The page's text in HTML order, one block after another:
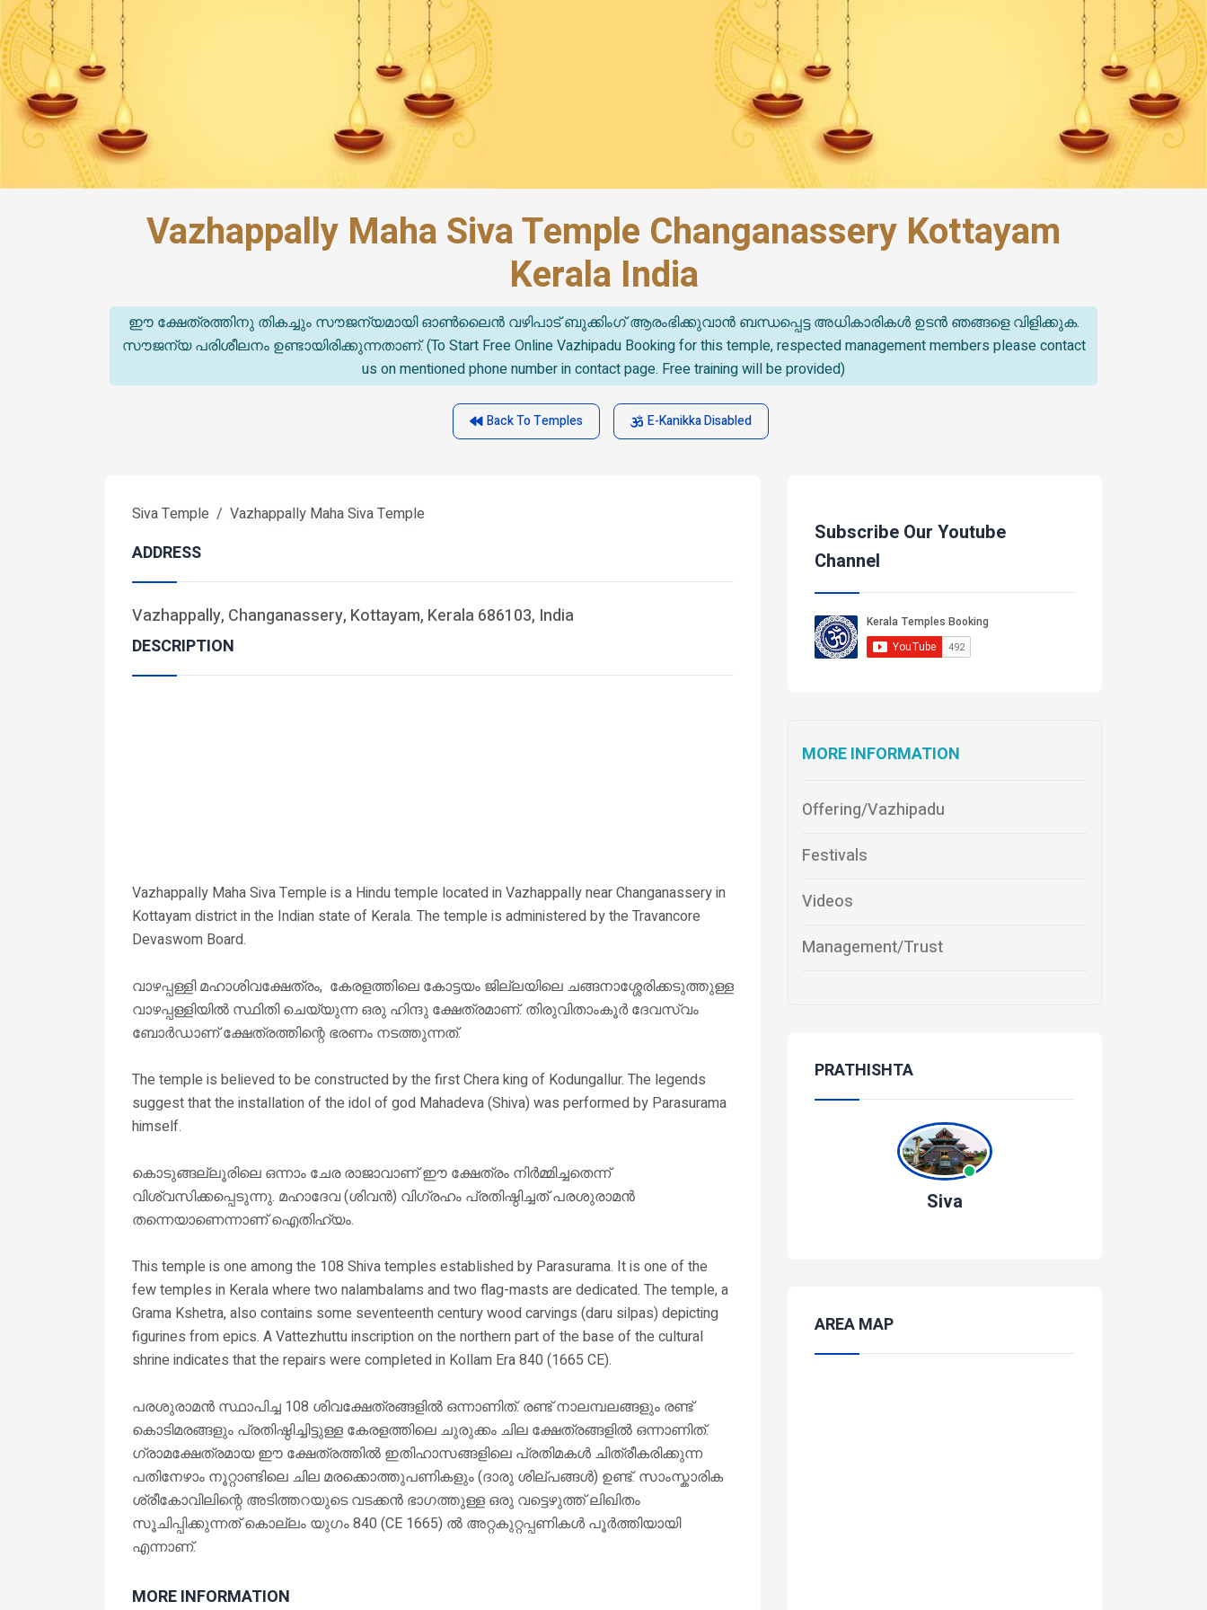
Vazhappally Maha Siva Temple Changanassery Kottayam
Kerala India
ഈ ക്ഷേത്രത്തിനു തികച്ചും സൗജന്യമായി ഓൺലൈൻ വഴിപാട് ബുക്കിംഗ് ആരംഭിക്കുവാൻ ബന്ധപ്പെട്ട അധികാരികൾ ഉടൻ ഞങ്ങളെ വിളിക്കുക.
സൗജന്യ പരിശീലനം ഉണ്ടായിരിക്കുന്നതാണ്. (To Start Free Online Vazhipadu Booking for this temple, respected management members please contact
us on mentioned phone number in contact page. Free training will be provided)
Back To Temples E-Kanikka Disabled
Siva Temple Vazhappally Maha Siva Temple
ADDRESS
Vazhappally, Changanassery, Kottayam, Kerala 686103, India
DESCRIPTION
Vazhappally Maha Siva Temple is a Hindu temple located in Vazhappally near Changanassery in
Kottayam district in the Indian state of Kerala. The temple is administered by the Travancore
Devaswom Board.
വാഴപ്പള്ളി മഹാശിവക്ഷേത്രം, കേരളത്തിലെ കോട്ടയം ജില്ലയിലെ ചങ്ങനാശ്ശേരിക്കടുത്തുള്ള
വാഴപ്പള്ളിയിൽ സ്ഥിതി ചെയ്യുന്ന ഒരു ഹിന്ദു ക്ഷേത്രമാണ്. തിരുവിതാംകൂർ ദേവസ്വം
ബോർഡാണ് ക്ഷേത്രത്തിന്റെ ഭരണം നടത്തുന്നത്.
The temple is believed to be constructed by the first Chera king of Kodungallur. The legends
suggest that the installation of the idol of god Mahadeva (Shiva) was performed by Parasurama
himself.
കൊടുങ്ങല്ലൂരിലെ ഒന്നാം ചേര രാജാവാണ് ഈ ക്ഷേത്രം നിർമ്മിച്ചതെന്ന്
വിശ്വസിക്കപ്പെടുന്നു. മഹാദേവ (ശിവൻ) വിഗ്രഹം പ്രതിഷ്ഠിച്ചത് പരശുരാമൻ
തന്നെയാണെന്നാണ് ഐതിഹ്യം.
This temple is one among the 108 Shiva temples established by Parasurama. It is one of the
few temples in Kerala where two nalambalams and two flag-masts are dedicated. The temple, a
Grama Kshetra, also contains some seventeenth century wood carvings (daru silpas) depicting
figurines from epics. A Vattezhuttu inscription on the northern part of the base of the cultural
shrine indicates that the repairs were completed in Kollam Era 840 (1665 CE).
പരശുരാമൻ സ്ഥാപിച്ച 108 ശിവക്ഷേത്രങ്ങളിൽ ഒന്നാണിത്. രണ്ട് നാലമ്പലങ്ങളും രണ്ട്
കൊടിമരങ്ങളും പ്രതിഷ്ഠിച്ചിട്ടുള്ള കേരളത്തിലെ ചുരുക്കം ചില ക്ഷേത്രങ്ങളിൽ ഒന്നാണിത്.
ഗ്രാമക്ഷേത്രമായ ഈ ക്ഷേത്രത്തിൽ ഇതിഹാസങ്ങളിലെ പ്രതിമകൾ ചിത്രീകരിക്കുന്ന
പതിനേഴാം നൂറ്റാണ്ടിലെ ചില മരക്കൊത്തുപണികളും (ദാരു ശില്പങ്ങൾ) ഉണ്ട്. സാംസ്കാരിക
ശ്രീകോവിലിന്റെ അടിത്തറയുടെ വടക്കൻ ഭാഗത്തുള്ള ഒരു വട്ടെഴുത്ത് ലിഖിതം
സൂചിപ്പിക്കുന്നത് കൊല്ലം യുഗം 840 (CE 1665) ൽ അറ്റകുറ്റപ്പണികൾ പൂർത്തിയായി
എന്നാണ്.
MORE INFORMATION
Subscribe Our Youtube
Channel
MORE INFORMATION
Offering/Vazhipadu
Festivals
Videos
Management/Trust
PRATHISHTA
Siva
AREA MAP